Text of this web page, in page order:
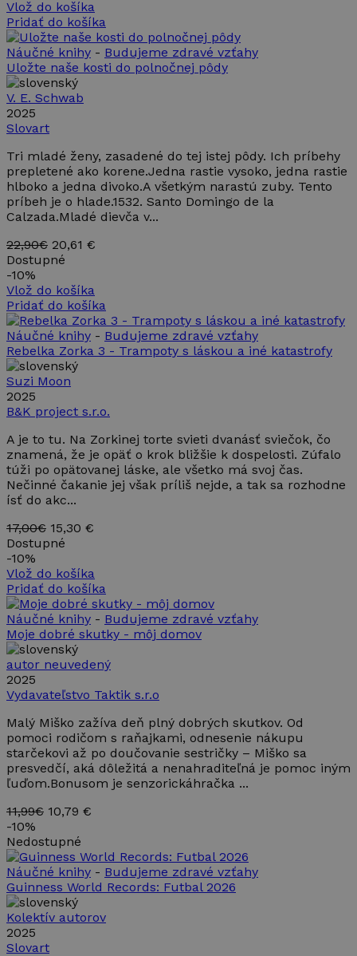
Vlož do košíka
Pridať do košíka
Náučné knihy - Budujeme zdravé vzťahy
Uložte naše kosti do polnočnej pôdy
V. E. Schwab
2025
Slovart
Tri mladé ženy, zasadené do tej istej pôdy. Ich príbehy
prepletené ako korene.Jedna rastie vysoko, jedna rastie
hlboko a jedna divoko.A všetkým narastú zuby. Tento
príbeh je o hlade.1532. Santo Domingo de la
Calzada.Mladé dievča v...
22,90€ 20,61 €
Dostupné
-10%
Vlož do košíka
Pridať do košíka
Náučné knihy - Budujeme zdravé vzťahy
Rebelka Zorka 3 - Trampoty s láskou a iné katastrofy
Suzi Moon
2025
B&K project s.r.o.
A je to tu. Na Zorkinej torte svieti dvanásť sviečok, čo
znamená, že je opäť o krok bližšie k dospelosti. Zúfalo
túži po opätovanej láske, ale všetko má svoj čas.
Nečinné čakanie jej však príliš nejde, a tak sa rozhodne
ísť do akc...
17,00€ 15,30 €
Dostupné
-10%
Vlož do košíka
Pridať do košíka
Náučné knihy - Budujeme zdravé vzťahy
Moje dobré skutky - môj domov
autor neuvedený
2025
Vydavateľstvo Taktik s.r.o
Malý Miško zažíva deň plný dobrých skutkov. Od
pomoci rodičom s raňajkami, odnesenie nákupu
starčekovi až po doučovanie sestričky – Miško sa
presvedčí, aká dôležitá a nenahraditeľná je pomoc iným
ľuďom.Bonusom je senzorickáhračka ...
11,99€ 10,79 €
-10%
Nedostupné
Náučné knihy - Budujeme zdravé vzťahy
Guinness World Records: Futbal 2026
Kolektív autorov
2025
Slovart